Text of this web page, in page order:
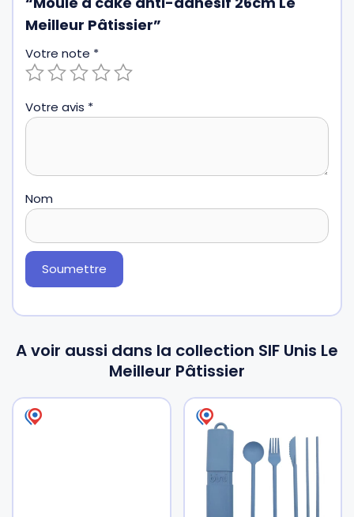
Meilleur Pâtissier”
Votre note *
Votre avis *
Nom
A voir aussi dans la collection SIF Unis Le
Meilleur Pâtissier